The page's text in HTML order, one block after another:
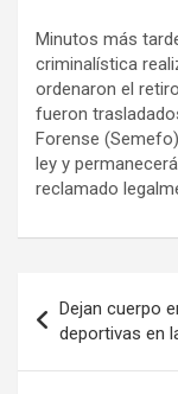
Minutos más
criminalística
ordenaron el
fueron
Forense
ley y
reclamado
de
entradas
Dejan cuerpo
deportivas en